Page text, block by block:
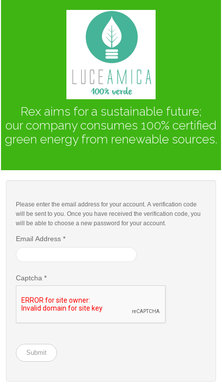
Rex aims for a sustainable future;
our company consumes 100% certified
green energy from renewable sources.
Please enter the email address for your account. A verification code
will be sent to you. Once you have received the verification code, you
will be able to choose a new password for your account.
Email Address *
Captcha *
Submit